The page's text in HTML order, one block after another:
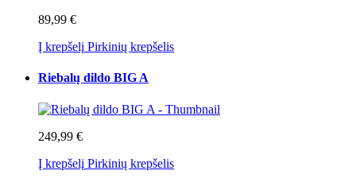
89,99 €
Į krepšelį Pirkinių krepšelis
Riebalų dildo BIG A
249,99 €
Į krepšelį Pirkinių krepšelis